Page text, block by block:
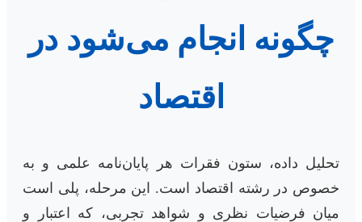
چگونه انجام می‌شود در
اقتصاد
تحلیل داده، ستون فقرات هر پایان‌نامه علمی و به
خصوص در رشته اقتصاد است. این مرحله، پلی است
میان فرضیات نظری و شواهد تجربی، که اعتبار و